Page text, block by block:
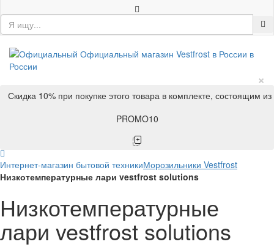
×
Скидка 10% при покупке этого товара в комплекте, состоящим
PROMO10
Интернет-магазин бытовой техникиМорозильники Vestfrost
Низкотемпературные лари vestfrost solutions
Низкотемпературные
лари vestfrost solutions